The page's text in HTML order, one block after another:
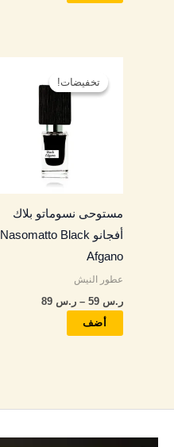
تخفيضات!
تخفيضات!
مستوحى نسوماتو بلاك
أفجانو Nasomatto Black
Afgano
عطور النيش
ر.س – ر.س
من
⁦ر.س 89⁩
أضف
العديد
من
الأشكال
المختلفة
لهذا
المنتج.
يمكن
اختيار
صفحة